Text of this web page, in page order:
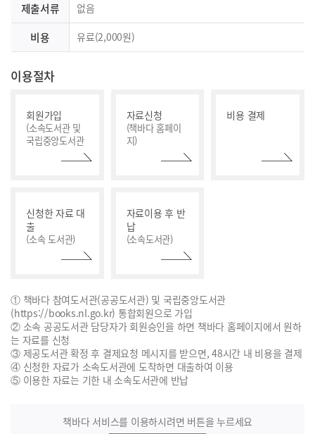
제출서류 없음
비용 유료(2,000원)
이용절차
회원가입
(소속도서관 및
국립중앙도서관
자료신청
(책바다 홈페이
지)
비용 결제
신청한 자료 대
출
(소속 도서관)
자료이용 후 반
납
(소속도서관)
① 책바다 참여도서관(공공도서관) 및 국립중앙도서관
(https://books.nl.go.kr) 통합회원으로 가입
② 소속 공공도서관 담당자가 회원승인을 하면 책바다 홈페이지에서 원하
는 자료를 신청
③ 제공도서관 확정 후 결제요청 메시지를 받으면, 48시간 내 비용을 결제
④ 신청한 자료가 소속도서관에 도착하면 대출하여 이용
⑤ 이용한 자료는 기한 내 소속도서관에 반납
책바다 서비스를 이용하시려면 버튼을 누르세요